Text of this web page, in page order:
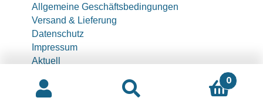
Allgemeine Geschäftsbedingungen
Versand & Lieferung
Datenschutz
Impressum
Aktuell
© icon 1980
0